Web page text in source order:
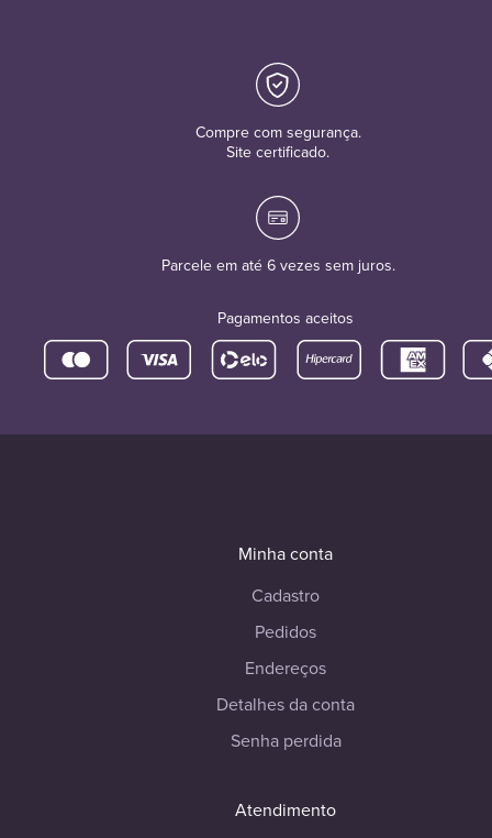
Compre com segurança.
Site certificado.
Parcele em até 6 vezes sem juros.
Pagamentos aceitos
Minha conta
Cadastro
Pedidos
Endereços
Detalhes da conta
Senha perdida
Atendimento